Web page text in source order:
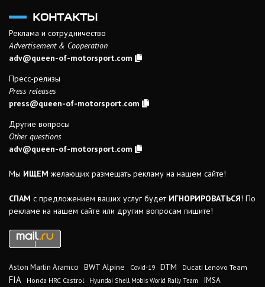
КОНТАКТЫ
Реклама и сотрудничество
Advertisement & Cooperation
adv@queen-of-motorsport.com
Пресс-релизы
Press releases
press@queen-of-motorsport.com
Другие вопросы
Other questions
adv@queen-of-motorsport.com
Мы ИЩЕМ желающих размещать рекламу на нашем сайте!
СПАМ с предложением ваших услуг будет ИГНОРИРОВАТЬСЯ! По
рекламе на нашем сайте или другим вопросам пишите!
Aston Martin Aramco BWT Alpine Covid-19 DTM Ducati Lenovo Team
FIA Honda HRC Castrol Hyundai Shell Mobis World Rally Team IMSA